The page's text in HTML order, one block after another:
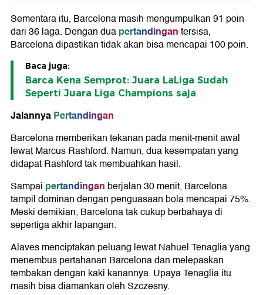
Sementara itu, Barcelona masih mengumpulkan 91 poin
dari 36 laga. Dengan duapertandingantersisa,
Barcelona dipastikan tidak akan bisa mencapai 100 poin.
Baca juga:
Barca Kena Semprot: Juara LaLiga Sudah
Seperti Juara Liga Champions saja
JalannyaPertandingan
Barcelona memberikan tekanan pada menit-menit awal
lewat Marcus Rashford. Namun, dua kesempatan yang
didapat Rashford tak membuahkan hasil.
Sampai pertandingan berjalan 30 menit, Barcelona
tampil dominan dengan penguasaan bola mencapai 75%.
Meski demikian, Barcelona tak cukup berbahaya di
sepertiga akhir lapangan.
Alaves menciptakan peluang lewat Nahuel Tenaglia yang
menembus pertahanan Barcelona dan melepaskan
tembakan dengan kaki kanannya. Upaya Tenaglia itu
masih bisa diamankan oleh Szczesny.